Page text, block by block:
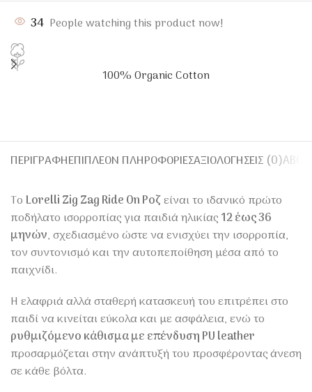
34 People watching this product now!
100% Organic Cotton
ΠΕΡΙΓΡΑΦΉΕΠΙΠΛΈΟΝ ΠΛΗΡΟΦΟΡΊΕΣΑΞΙΟΛΟΓΉΣΕΙΣ (0)
Το Lorelli Zig Zag Ride On Ροζείναι το ιδανικό πρώτο
ποδήλατο ισορροπίας για παιδιά ηλικίας12 έως 36
μηνών, σχεδιασμένο ώστε να ενισχύει την ισορροπία,
τον συντονισμό και την αυτοπεποίθηση μέσα από το
παιχνίδι.
Η ελαφριά αλλά σταθερή κατασκευή του επιτρέπει στο
παιδί να κινείται εύκολα και με ασφάλεια, ενώ το
ρυθμιζόμενο κάθισμα με επένδυση PU leather
προσαρμόζεται στην ανάπτυξή του προσφέροντας άνεση
σε κάθε βόλτα.